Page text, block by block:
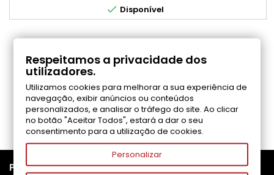
 Disponível
COMENTÁRIOS (0)
Seja o primeiro a fazer uma avaliação
PRODUTOS 
Respeitamos a privacidade dos
utilizadores.
Utilizamos cookies para melhorar a sua experiência de
navegação, exibir anúncios ou conteúdos
personalizados, e analisar o tráfego do site. Ao clicar
no botão "Aceitar Todos", estará a dar o seu
consentimento para a utilização de cookies.
Personalizar